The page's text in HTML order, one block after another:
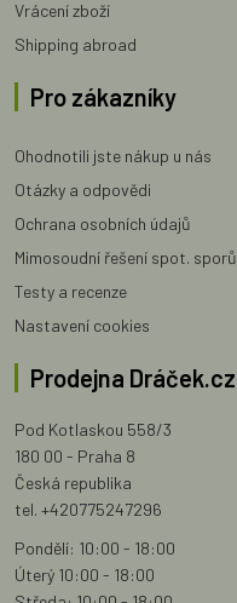
Vrácení zboží
Shipping abroad
Pro zákazníky
Ohodnotili jste nákup u nás
Otázky a odpovědi
Ochrana osobních údajů
Mimosoudní řešení spot. sporů
Testy a recenze
Nastavení cookies
Prodejna Dráček.cz
Pod Kotlaskou 558/3
180 00 - Praha 8
Česká republika
tel. +420775247296
Pondělí: 10:00 - 18:00
Úterý 10:00 - 18:00